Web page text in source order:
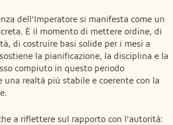
dell’Imperatore si manifesta come un
È il momento di mettere ordine, di
di costruire basi solide per i mesi a
la pianificazione, la disciplina e la
compiuto in questo periodo
una realtà più stabile e coerente con la
a riflettere sul rapporto con l’autorità: